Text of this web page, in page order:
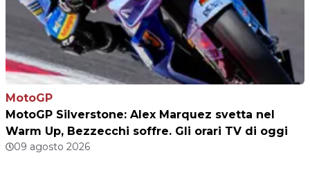
MotoGP
MotoGP Silverstone: Alex Marquez svetta nel
Warm Up, Bezzecchi soffre. Gli orari TV di oggi
09 agosto 2026